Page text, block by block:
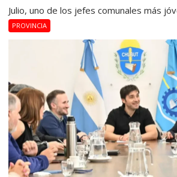
Julio, uno de los jefes comunales más
PROVINCIA